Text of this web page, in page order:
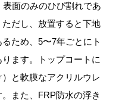
面のみのひび割れであ
だし、放置すると下地
ため、5〜7年ごとにト
ます。トップコートに
と軟膜なアクリルウレ
また、FRP防水の浮き